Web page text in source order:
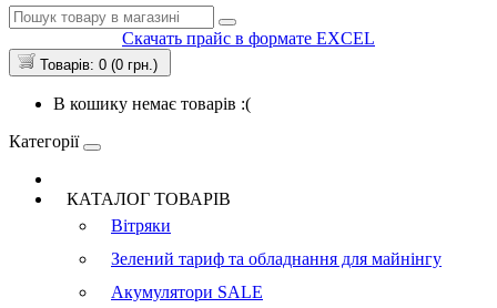
Скачать прайс в формате EXCEL
Товарів: 0 (0 грн.)
В кошику немає товарів :(
Категорії
КАТАЛОГ ТОВАРІВ
Вітряки
Зелений тариф та обладнання для майнінгу
Акумулятори SALE